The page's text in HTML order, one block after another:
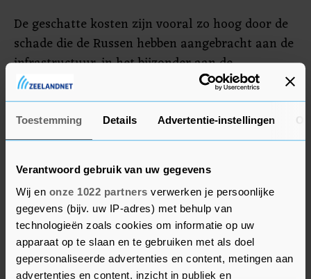
Toestemming Details Advertentie-instellingen
Verantwoord gebruik van uw gegevens
Wij en onze 1022 partners verwerken je persoonlijke
gegevens (bijv. uw IP-adres) met behulp van
technologieën zoals cookies om informatie op uw
apparaat op te slaan en te gebruiken met als doel
gepersonaliseerde advertenties en content, metingen aan
advertenties en content, inzicht in publiek en
De geschatte kosten zijn vooral zo hoog door de
schade die de Russen hebben aangebracht aan de
infrastructuur, in het bijzonder aan de
elektriciteitsvoorziening, het wegennet en de
spoorwegen, aldus Malpass. En: "De Europese
Unie beschikt over grote financiële bedragen die
kunnen worden ingezet."
De Oekraïense president Volodymyr Zelensky
spreekt woensdag de bijeenkomst per video toe.